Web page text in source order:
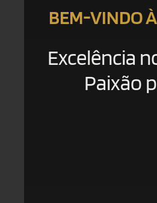
BEM-VINDO
Excelência
Paixão